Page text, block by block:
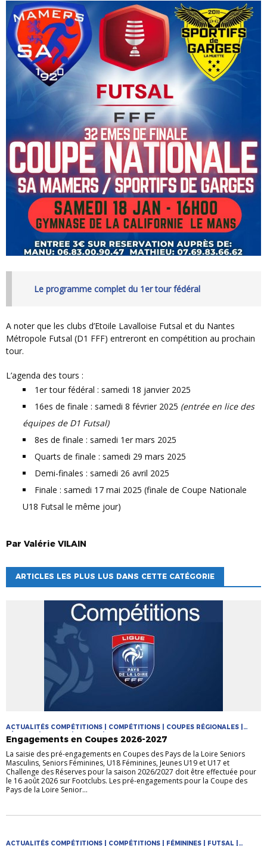
Le programme complet du 1er tour fédéral
A noter que les clubs d’Etoile Lavalloise Futsal et du Nantes
Métropole Futsal (D1 FFF) entreront en compétition au prochain
tour.
L’agenda des tours :
1er tour fédéral : samedi 18 janvier 2025
16es de finale : samedi 8 février 2025 (entrée en lice des
équipes de D1 Futsal)
8es de finale : samedi 1er mars 2025
Quarts de finale : samedi 29 mars 2025
Demi-finales : samedi 26 avril 2025
Finale : samedi 17 mai 2025 (finale de Coupe Nationale
U18 Futsal le même jour)
Par Valérie VILAIN
ARTICLES LES PLUS LUS DANS CETTE CATÉGORIE
ACTUALITÉS COMPÉTITIONS | COMPÉTITIONS | COUPES RÉGIONALES |
FÉMININE | FUTSAL | JEUNES | MASCULIN
Engagements en Coupes 2026-2027
La saisie des pré-engagements en Coupes des Pays de la Loire Seniors
Masculins, Seniors Féminines, U18 Féminines, Jeunes U19 et U17 et
Challenge des Réserves pour la saison 2026/2027 doit être effectuée pour
le 16 août 2026 sur Footclubs. Les pré-engagements pour la Coupe des
Pays de la Loire Senior...
ACTUALITÉS COMPÉTITIONS | COMPÉTITIONS | FÉMININES | FUTSAL |